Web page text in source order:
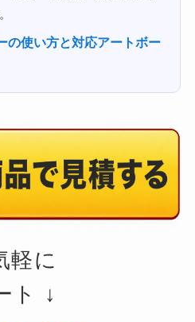
の使い方と対応アートボー
軽に
ト ↓